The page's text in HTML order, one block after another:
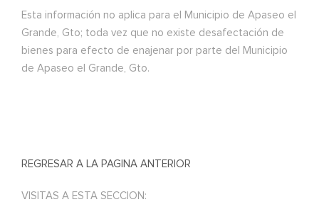
Esta información no aplica para el Municipio de Apaseo el
Grande, Gto; toda vez que no existe desafectación de
bienes para efecto de enajenar por parte del Municipio
de Apaseo el Grande, Gto.
REGRESAR A LA PAGINA ANTERIOR
VISITAS A ESTA SECCION: